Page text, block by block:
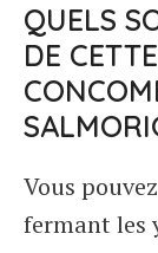
QUELS
DE
Vous
fermant les